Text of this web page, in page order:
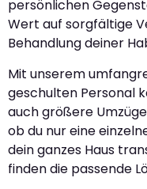
persönlichen
Wert auf sorgfältige
Behandlung deiner
Mit unserem
geschulten Personal
auch größere
ob du nur eine
dein ganzes Haus
finden die passende